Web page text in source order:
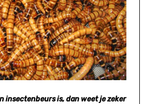
insectenbeurs is, dan weet je zeker